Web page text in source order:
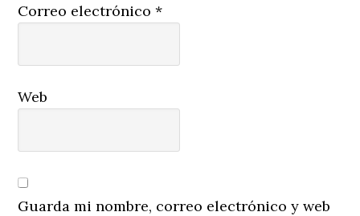
Correo electrónico*
Web
Guarda mi nombre, correo electrónico y web